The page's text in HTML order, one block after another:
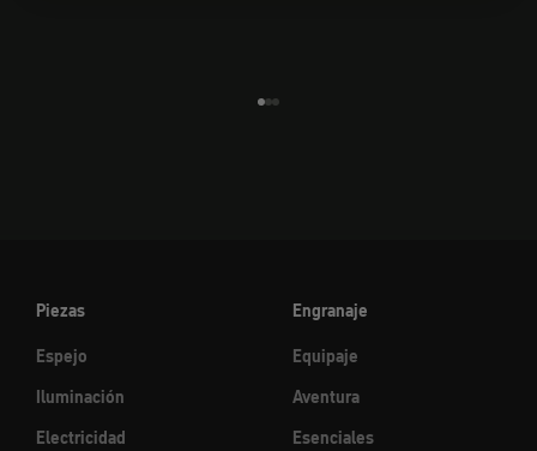
Piezas
Espejo
Iluminación
Electricidad
Engranaje
Equipaje
Aventura
Esenciales